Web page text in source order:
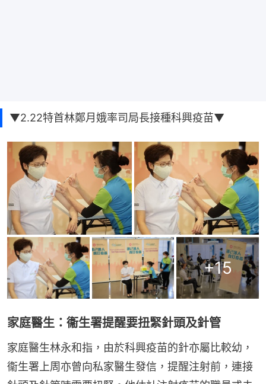
▼2.22特首林鄭月娥率司局長接種科興疫苗▼
+15
家庭醫生：衞生署提醒要扭緊針頭及針管
家庭醫生林永和指，由於科興疫苗的針亦屬比較幼，
衞生署上周亦曾向私家醫生發信，提醒注射前，連接